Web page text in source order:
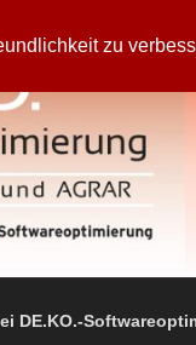
DE.KO.-
zu